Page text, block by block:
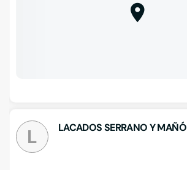
L LACADOS SERRANO Y MAÑÓ